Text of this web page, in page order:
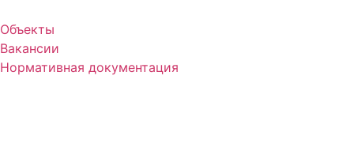
Объекты
Вакансии
Нормативная документация